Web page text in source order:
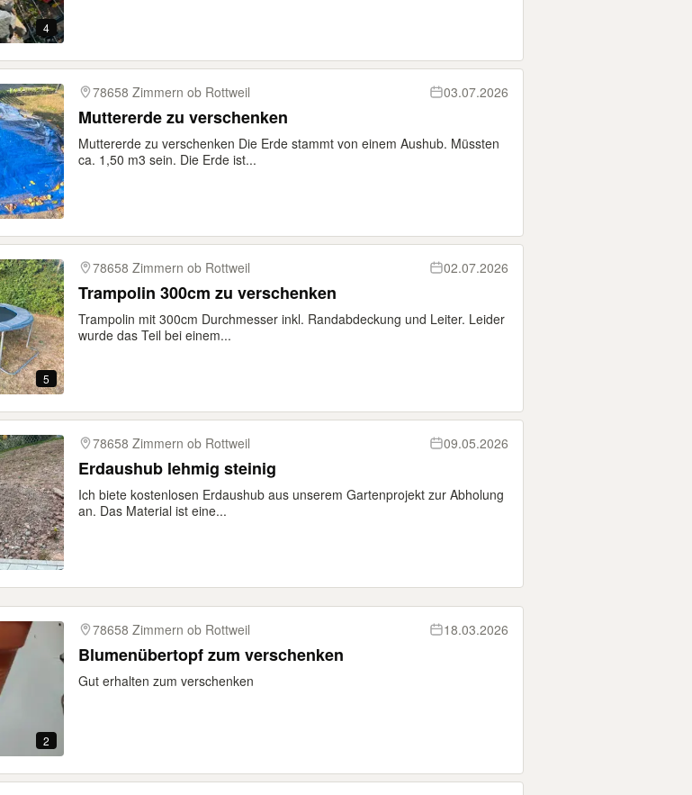
4
78658 Zimmern ob Rottweil 03.07.2026
Muttererde zu verschenken
Muttererde zu verschenken Die Erde stammt von einem Aushub. Müssten
ca. 1,50 m3 sein. Die Erde ist...
5
78658 Zimmern ob Rottweil 02.07.2026
Trampolin 300cm zu verschenken
Trampolin mit 300cm Durchmesser inkl. Randabdeckung und Leiter. Leider
wurde das Teil bei einem...
78658 Zimmern ob Rottweil 09.05.2026
Erdaushub lehmig steinig
Ich biete kostenlosen Erdaushub aus unserem Gartenprojekt zur Abholung
an. Das Material ist eine...
2
78658 Zimmern ob Rottweil 18.03.2026
Blumenübertopf zum verschenken
Gut erhalten zum verschenken